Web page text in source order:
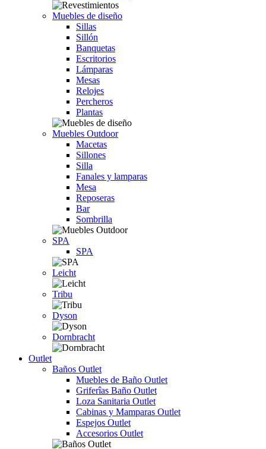
Muebles de diseño
Sillas
Sillón
Banquetas
Escritorios
Lámparas
Mesas
Relojes
Percheros
Plantas
Muebles Outdoor
Macetas
Sillones
Silla
Fanales y lamparas
Mesa
Reposeras
Bar
Sombrilla
SPA
SPA
Leicht
Tribu
Dyson
Dornbracht
Outlet
Baños Outlet
Muebles de Baño Outlet
Griferîas Baño Outlet
Loza Sanitaria Outlet
Cabinas y Mamparas Outlet
Espejos Outlet
Accesorios Outlet